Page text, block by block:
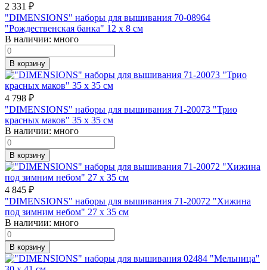
2 331 ₽
"DIMENSIONS" наборы для вышивания 70-08964
"Рождественская банка" 12 x 8 см
В наличии: много
В корзину
4 798 ₽
"DIMENSIONS" наборы для вышивания 71-20073 "Трио
красных маков" 35 x 35 см
В наличии: много
В корзину
4 845 ₽
"DIMENSIONS" наборы для вышивания 71-20072 "Хижина
под зимним небом" 27 x 35 см
В наличии: много
В корзину